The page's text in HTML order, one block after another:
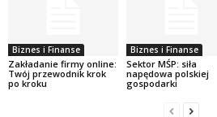
Biznes i Finanse
Zakładanie firmy online:
Twój przewodnik krok
po kroku
Biznes i Finanse
Sektor MŚP: siła
napędowa polskiej
gospodarki